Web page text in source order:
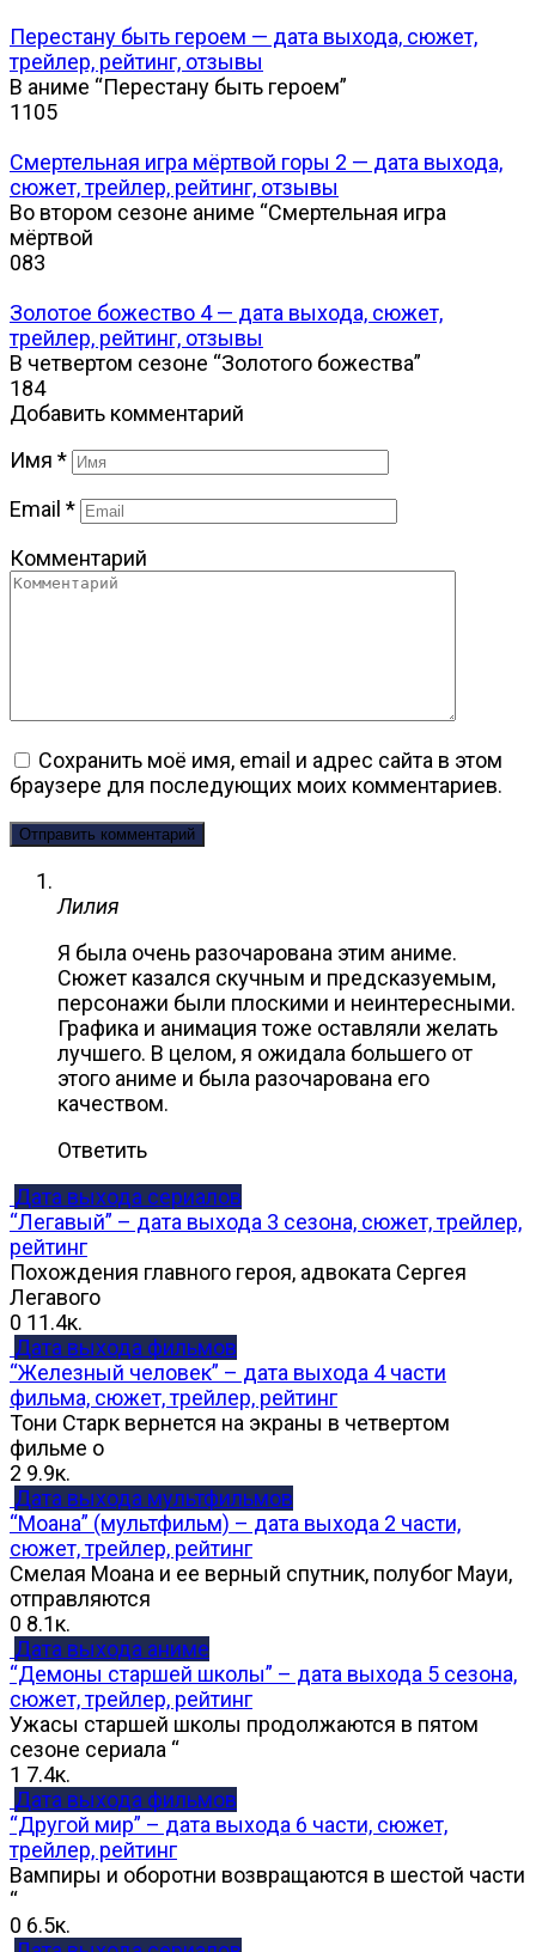
Перестану быть героем — дата выхода, сюжет,
трейлер, рейтинг, отзывы
В аниме “Перестану быть героем”
1105
Смертельная игра мёртвой горы 2 — дата выхода,
сюжет, трейлер, рейтинг, отзывы
Во втором сезоне аниме “Смертельная игра
мёртвой
083
Золотое божество 4 — дата выхода, сюжет,
трейлер, рейтинг, отзывы
В четвертом сезоне “Золотого божества”
184
Добавить комментарий
Имя *
Email *
Комментарий
Сохранить моё имя, email и адрес сайта в этом
браузере для последующих моих комментариев.
Лилия
Я была очень разочарована этим аниме.
Сюжет казался скучным и предсказуемым,
персонажи были плоскими и неинтересными.
Графика и анимация тоже оставляли желать
лучшего. В целом, я ожидала большего от
этого аниме и была разочарована его
качеством.
Ответить
Дата выхода сериалов
“Легавый” – дата выхода 3 сезона, сюжет, трейлер,
рейтинг
Похождения главного героя, адвоката Сергея
Легавого
0 11.4к.
Дата выхода фильмов
“Железный человек” – дата выхода 4 части
фильма, сюжет, трейлер, рейтинг
Тони Старк вернется на экраны в четвертом
фильме о
2 9.9к.
Дата выхода мультфильмов
“Моана” (мультфильм) – дата выхода 2 части,
сюжет, трейлер, рейтинг
Смелая Моана и ее верный спутник, полубог Мауи,
отправляются
0 8.1к.
Дата выхода аниме
“Демоны старшей школы” – дата выхода 5 сезона,
сюжет, трейлер, рейтинг
Ужасы старшей школы продолжаются в пятом
сезоне сериала “
1 7.4к.
Дата выхода фильмов
“Другой мир” – дата выхода 6 части, сюжет,
трейлер, рейтинг
Вампиры и оборотни возвращаются в шестой части
“
0 6.5к.